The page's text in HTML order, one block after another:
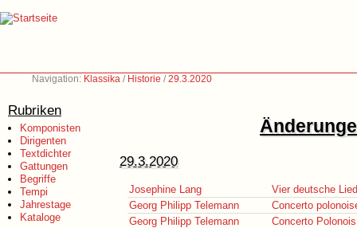
Navigation: Klassika / Historie /29.3.2020
Rubriken
Komponisten
Dirigenten
Textdichter
Gattungen
Begriffe
Tempi
Jahrestage
Kataloge
29.3.2020
Josephine Lang
Vier deutsche
Georg Philipp Telemann
Concerto
Georg Philipp Telemann
Concerto Polonois